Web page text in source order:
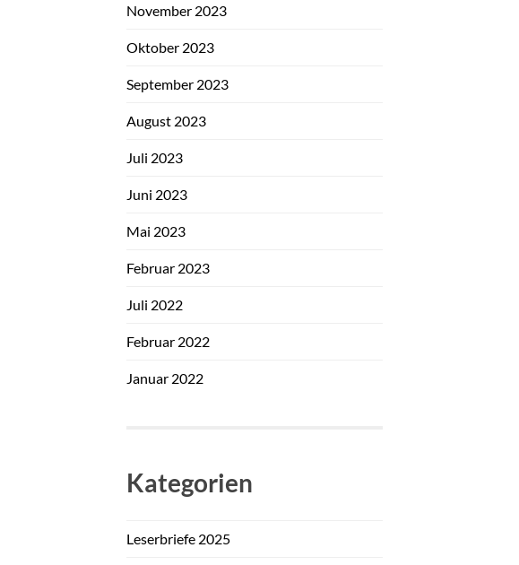
November 2023
Oktober 2023
September 2023
August 2023
Juli 2023
Juni 2023
Mai 2023
Februar 2023
Juli 2022
Februar 2022
Januar 2022
Kategorien
Leserbriefe 2025